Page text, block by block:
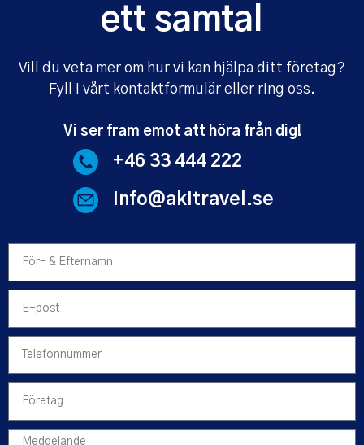
ett samtal
Vill du veta mer om hur vi kan hjälpa ditt företag?
Fyll i vårt kontaktformulär eller ring oss.
Vi ser fram emot att höra från dig!
+46 33 444 222
info@akitravel.se